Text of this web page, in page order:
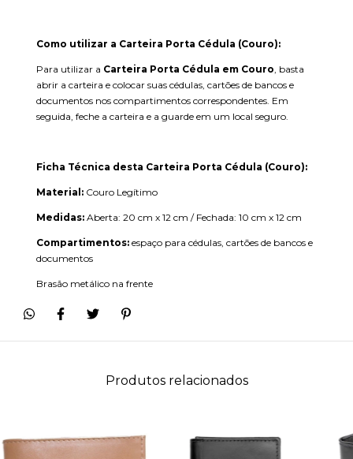
Como utilizar a Carteira Porta Cédula (Couro):
Para utilizar a Carteira Porta Cédula em Couro , basta
abrir a carteira e colocar suas cédulas, cartões de bancos e
documentos nos compartimentos correspondentes. Em
seguida, feche a carteira e a guarde em um local seguro.
Ficha Técnica desta Carteira Porta Cédula (Couro):
Material: Couro Legítimo
Medidas: Aberta: 20 cm x 12 cm / Fechada: 10 cm x 12 cm
Compartimentos: espaço para cédulas, cartões de bancos e
documentos
Brasão metálico na frente
Produtos relacionados